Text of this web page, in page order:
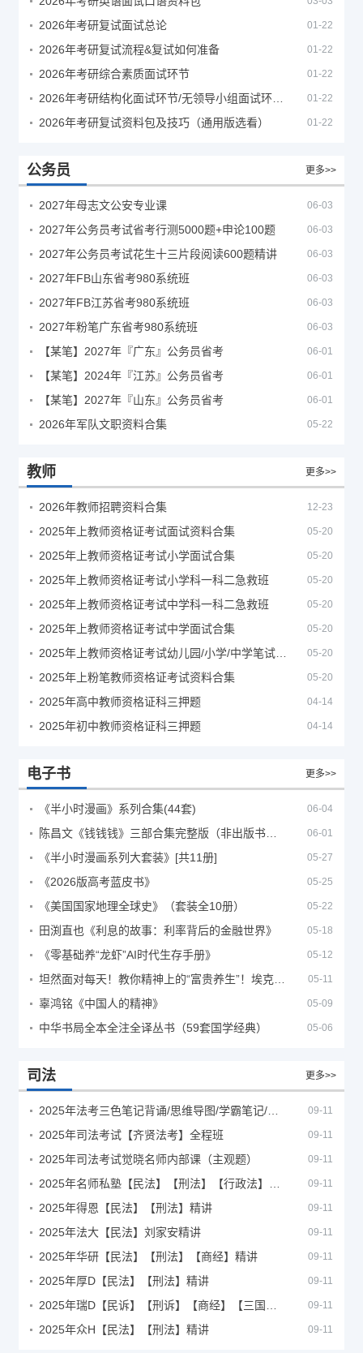
2026年考研复试面试总论 01-22
2026年考研复试流程&复试如何准备 01-22
2026年考研综合素质面试环节 01-22
01-22
2026年考研复试资料包及技巧（通用版选看） 01-22
公务员 更多>>
2027年母志文公安专业课 06-03
2027年公务员考试省考行测5000题+申论100题 06-03
2027年公务员考试花生十三片段阅读600题精讲 06-03
2027年FB山东省考980系统班 06-03
2027年FB江苏省考980系统班 06-03
2027年粉笔广东省考980系统班 06-03
【某笔】2027年『广东』公务员省考 06-01
【某笔】2024年『江苏』公务员省考 06-01
【某笔】2027年『山东』公务员省考 06-01
2026年军队文职资料合集 05-22
教师 更多>>
2026年教师招聘资料合集 12-23
2025年上教师资格证考试面试资料合集 05-20
2025年上教师资格证考试小学面试合集 05-20
2025年上教师资格证考试小学科一科二急救班 05-20
2025年上教师资格证考试中学科一科二急救班 05-20
2025年上教师资格证考试中学面试合集 05-20
05-20
2025年上粉笔教师资格证考试资料合集 05-20
2025年高中教师资格证科三押题 04-14
2025年初中教师资格证科三押题 04-14
电子书 更多>>
《半小时漫画》系列合集(44套) 06-04
06-01
《半小时漫画系列大套装》[共11册] 05-27
《2026版高考蓝皮书》 05-25
《美国国家地理全球史》（套装全10册） 05-22
田渕直也《利息的故事：利率背后的金融世界》 05-18
《零基础养“龙虾”AI时代生存手册》 05-12
05-11
辜鸿铭《中国人的精神》 05-09
中华书局全本全注全译丛书（59套国学经典） 05-06
司法 更多>>
09-11
2025年司法考试【齐贤法考】全程班 09-11
2025年司法考试觉晓名师内部课（主观题） 09-11
09-11
2025年得恩【民法】【刑法】精讲 09-11
2025年法大【民法】刘家安精讲 09-11
2025年华研【民法】【刑法】【商经】精讲 09-11
2025年厚D【民法】【刑法】精讲 09-11
09-11
2025年众H【民法】【刑法】精讲 09-11